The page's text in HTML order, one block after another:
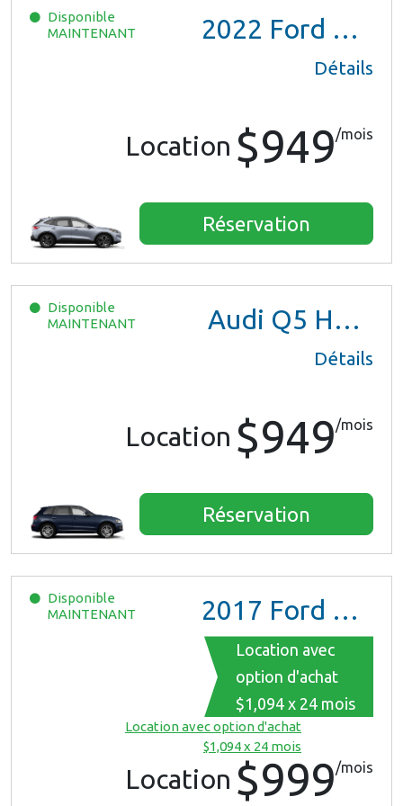
Disponible
MAINTENANT
2022 Ford Escape SE Hybrid
Détails
Location $949/mois
Réservation
Disponible
MAINTENANT
Audi Q5 Hybrid
Détails
Location $949/mois
Réservation
Disponible
MAINTENANT
2017 Ford Mustang
Location avec
option d'achat
$1,094 x 24 mois
Location avec option d'achat
$1,094 x 24 mois
Location $999/mois